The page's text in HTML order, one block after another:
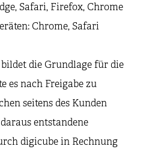
Safari, Firefox, Chrome
Chrome, Safari
bildet die Grundlage für die
es nach Freigabe zu
seitens des Kunden
entstandene
digicube in Rechnung